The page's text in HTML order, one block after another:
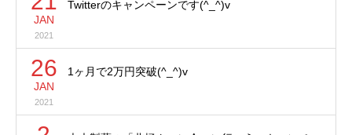
JAN
2021
Twitterのキャンペーンです(^_^)v
26
JAN
2021
1ヶ月で2万円突破(^_^)v